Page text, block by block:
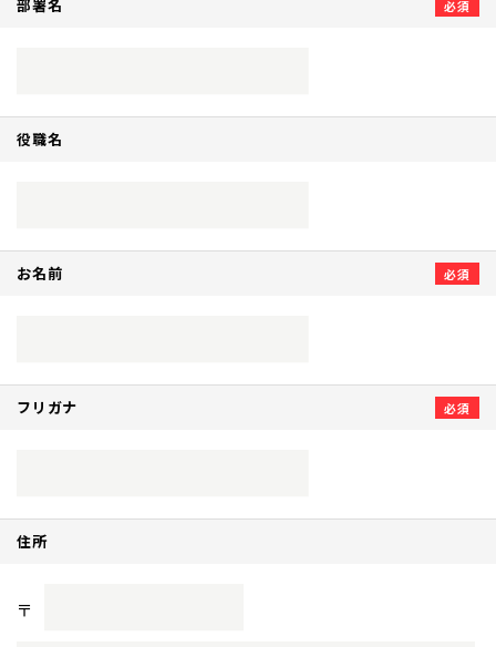
部署名
役職名
お名前
フリガナ
住所
〒